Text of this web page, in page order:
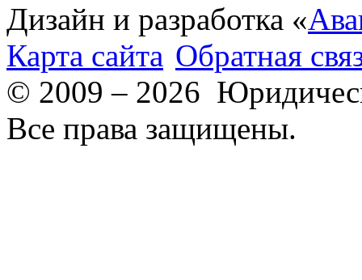
Дизайн и разработка «
Карта сайта Обратная
© 2009 – 2026
Все права защищены.